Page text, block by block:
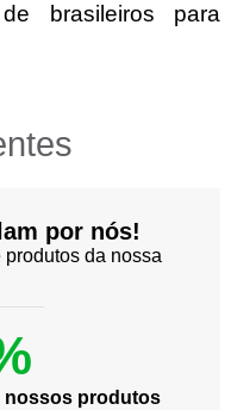
brasileiros para
por nós!
da nossa
nossos produtos